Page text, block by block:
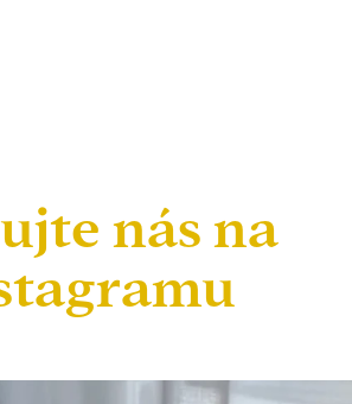
nás na